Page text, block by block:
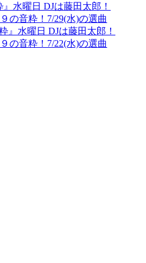
水曜日 DJは藤田太郎！
の音粋！7/29(水)の選曲
』水曜日 DJは藤田太郎！
の音粋！7/22(水)の選曲